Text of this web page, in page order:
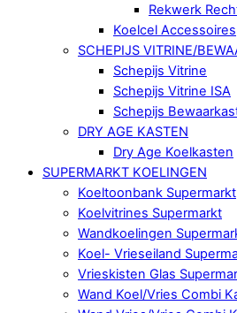
Rekwerk
Koelcel Accessoires
SCHEPIJS VITRINE/
Schepijs Vitrine
Schepijs Vitrine ISA
Schepijs
DRY AGE KASTEN
Dry Age Koelkasten
SUPERMARKT KOELINGEN
Koeltoonbank Supermarkt
Koelvitrines Supermarkt
Wandkoelingen
Koel- Vrieseiland
Vrieskisten Glas
Wand Koel/Vries Combi